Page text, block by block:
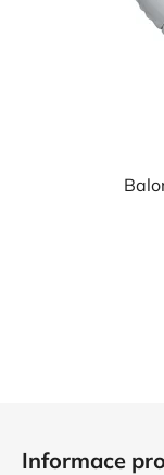
Informace